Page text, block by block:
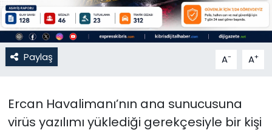
Paylaş A- A+
Ercan Havalimanı’nın ana sunucusuna
virüs yazılımı yüklediği gerekçesiyle bir kişi
Kültür Sanat
Magazin
Nöbetçi Eczaneler